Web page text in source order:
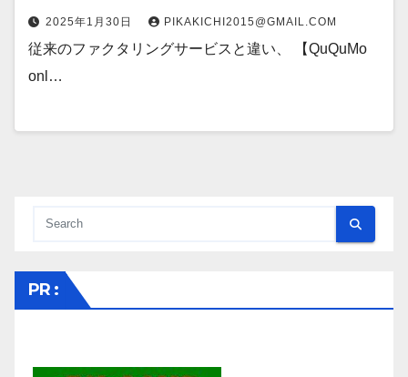
2025年1月30日 PIKAKICHI2015@GMAIL.COM
従来のファクタリングサービスと違い、 【QuQuMo
onl…
PR :